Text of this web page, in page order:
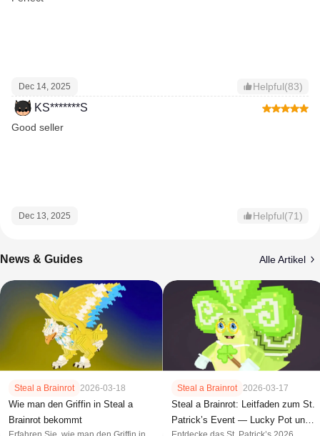
Dec 14, 2025 Helpful(83)
KS*******S
Good seller
Dec 13, 2025 Helpful(71)
News & Guides Alle Artikel
Steal a Brainrot 2026-03-18
Wie man den Griffin in Steal a
Brainrot bekommt
Steal a Brainrot 2026-03-17
Steal a Brainrot: Leitfaden zum St.
Patrick’s Event — Lucky Pot und